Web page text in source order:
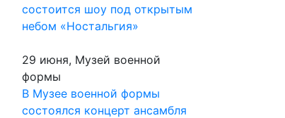
состоится шоу под открытым
небом «Ностальгия»
29 июня, Музей военной
формы
В Музее военной формы
состоялся концерт ансамбля